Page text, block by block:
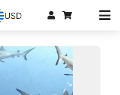
USD